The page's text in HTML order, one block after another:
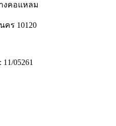
งคอแหลม
คร 10120
05261